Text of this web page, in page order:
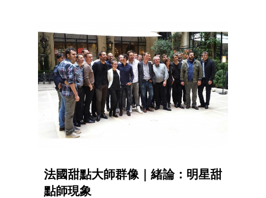
法國甜點大師群像｜緒論：明星甜
點師現象